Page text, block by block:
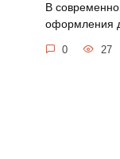
В
оформления
0 27